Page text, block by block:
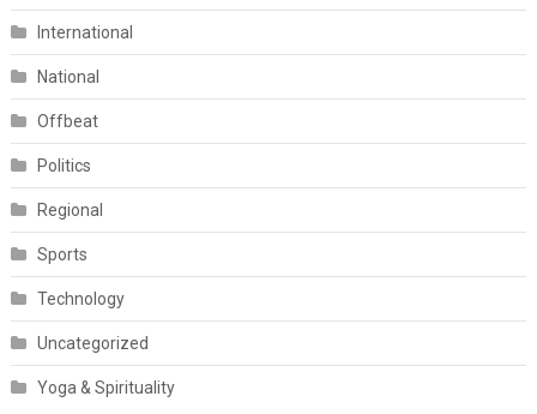
International
National
Offbeat
Politics
Regional
Sports
Technology
Uncategorized
Yoga & Spirituality